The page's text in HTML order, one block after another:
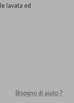
lavata ed
Bisogno di aiuto ?